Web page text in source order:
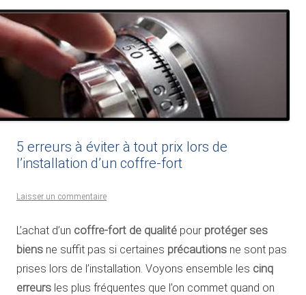
5 erreurs à éviter à tout prix lors de
l’installation d’un coffre-fort
Laisser un commentaire
L’achat d’un coffre-fort de qualité pour protéger ses
biens ne suffit pas si certaines précautions ne sont pas
prises lors de l’installation. Voyons ensemble les cinq
erreurs les plus fréquentes que l’on commet quand on